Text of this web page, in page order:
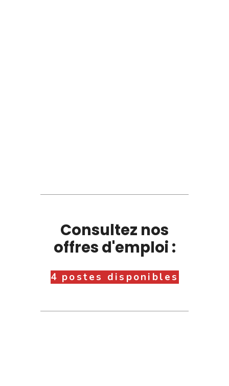
Consultez nos
offres d'emploi :
4 postes disponibles